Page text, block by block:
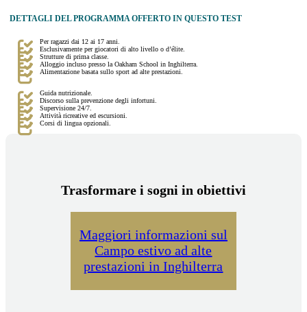
DETTAGLI DEL PROGRAMMA OFFERTO IN QUESTO TEST
Per ragazzi dai 12 ai 17 anni.
Esclusivamente per giocatori di alto livello o d’élite.
Strutture di prima classe.
Alloggio incluso presso la Oakham School in Inghilterra.
Alimentazione basata sullo sport ad alte prestazioni.
Guida nutrizionale.
Discorso sulla prevenzione degli infortuni.
Supervisione 24/7.
Attività ricreative ed escursioni.
Corsi di lingua opzionali.
Trasformare i sogni in obiettivi
Maggiori informazioni sul
Campo estivo ad alte
prestazioni in Inghilterra